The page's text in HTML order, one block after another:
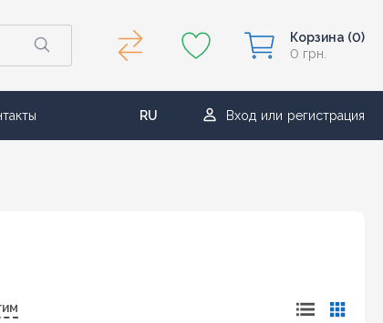
Корзина (0)
0 грн.
UA
RU Вход или регистрация